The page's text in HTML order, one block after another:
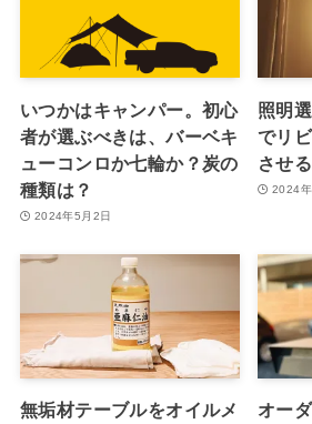
いつかはキャンパー。初心
者が選ぶべきは、バーベキ
ューコンロか七輪か？炭の
種類は？
2024年5月2日
照明
でリ
させる
2024
無垢材テーブルをオイルメ
オー